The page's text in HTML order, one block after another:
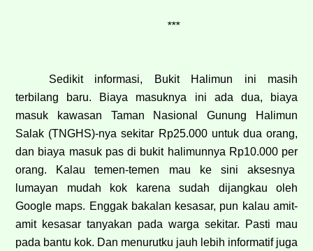
***
Sedikit informasi, Bukit Halimun ini masih
terbilang baru. Biaya masuknya ini ada dua, biaya
masuk kawasan Taman Nasional Gunung Halimun
Salak (TNGHS)-nya sekitar Rp25.000 untuk dua orang,
dan biaya masuk pas di bukit halimunnya Rp10.000 per
orang. Kalau temen-temen mau ke sini aksesnya
lumayan mudah kok karena sudah dijangkau oleh
Google maps. Enggak bakalan kesasar, pun kalau amit-
amit kesasar tanyakan pada warga sekitar. Pasti mau
pada bantu kok. Dan menurutku jauh lebih informatif juga